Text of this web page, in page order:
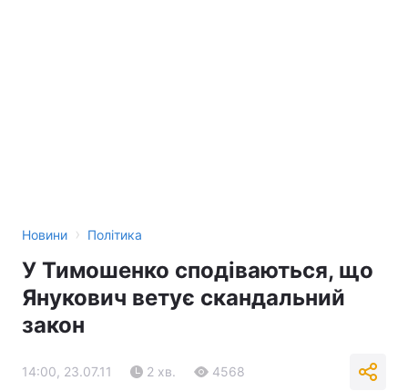
Новини › Політика
У Тимошенко сподіваються, що
Янукович ветує скандальний
закон
14:00, 23.07.11 2 хв. 4568